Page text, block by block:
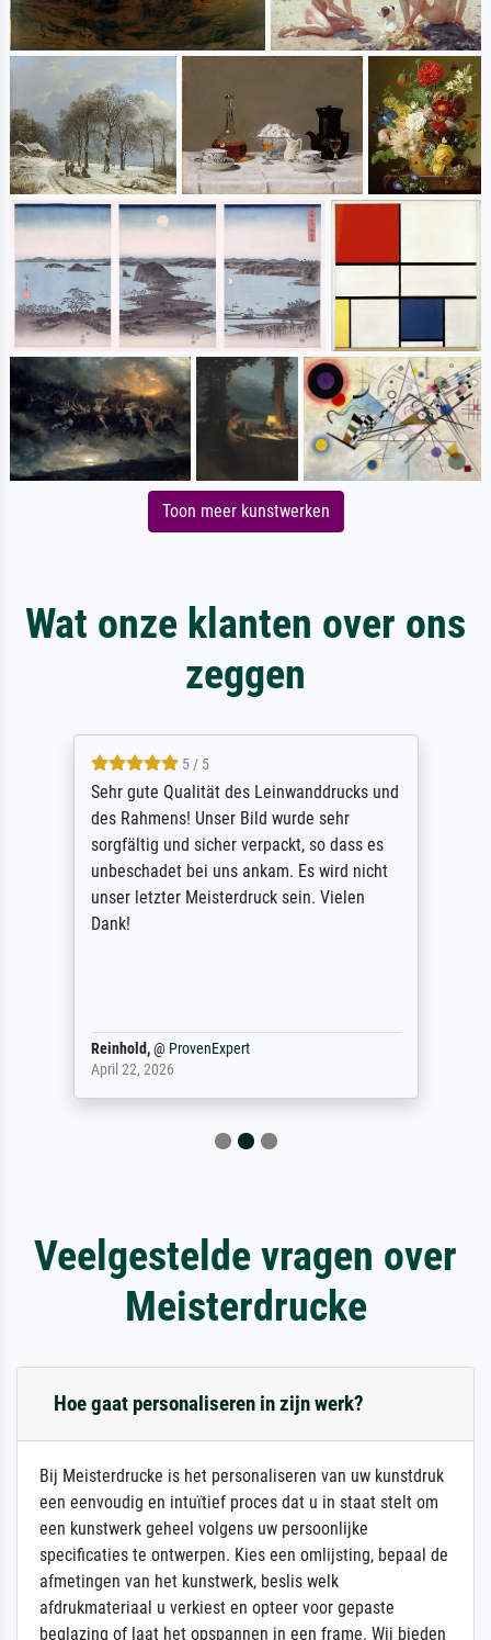
Toon meer kunstwerken
Wat onze klanten over ons
zeggen
5 / 5
Sehr gute Qualität des Leinwanddrucks und
des Rahmens! Unser Bild wurde sehr
sorgfältig und sicher verpackt, so dass es
unbeschadet bei uns ankam. Es wird nicht
unser letzter Meisterdruck sein. Vielen
Dank!
Reinhold,@ ProvenExpert
April 22, 2026
Veelgestelde vragen over
Meisterdrucke
Hoe gaat personaliseren in zijn werk?
Bij Meisterdrucke is het personaliseren van uw kunstdruk
een eenvoudig en intuïtief proces dat u in staat stelt om
een kunstwerk geheel volgens uw persoonlijke
specificaties te ontwerpen. Kies een omlijsting, bepaal de
afmetingen van het kunstwerk, beslis welk
afdrukmateriaal u verkiest en opteer voor gepaste
beglazing of laat het opspannen in een frame. Wij bieden